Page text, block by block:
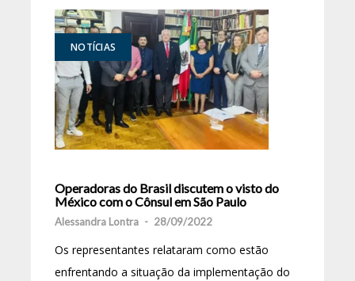
NOTÍCIAS
Operadoras do Brasil discutem o visto do
México com o Cônsul em São Paulo
Alessandra Lontra - 28/09/2022
Os representantes relataram como estão
enfrentando a situação da implementação do